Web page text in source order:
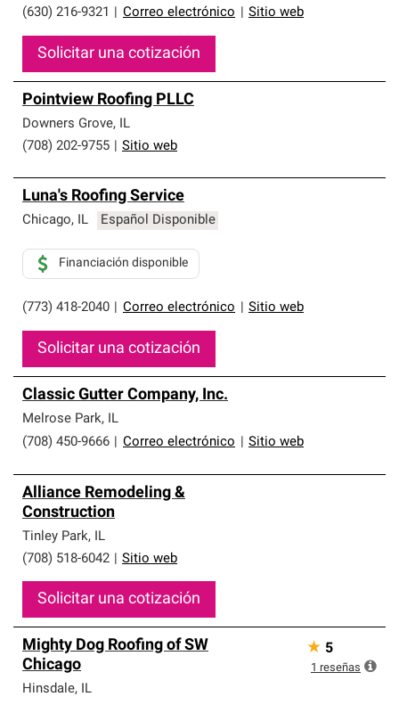
(630) 216-9321
Correo electrónico Sitio web
Solicitar una cotización
Pointview Roofing PLLC
Downers Grove, IL
(708) 202-9755
Sitio web
Luna's Roofing Service
Chicago, IL Español Disponible
(773) 418-2040 Correo electrónico Sitio web
Financiación disponible
Solicitar una cotización
Classic Gutter Company, Inc.
Melrose Park, IL
(708) 450-9666
Correo electrónico Sitio web
Alliance Remodeling &
Construction
Tinley Park, IL
(708) 518-6042
Sitio web
Solicitar una cotización
Mighty Dog Roofing of SW
Chicago
Hinsdale, IL
★ 5
1 reseñas